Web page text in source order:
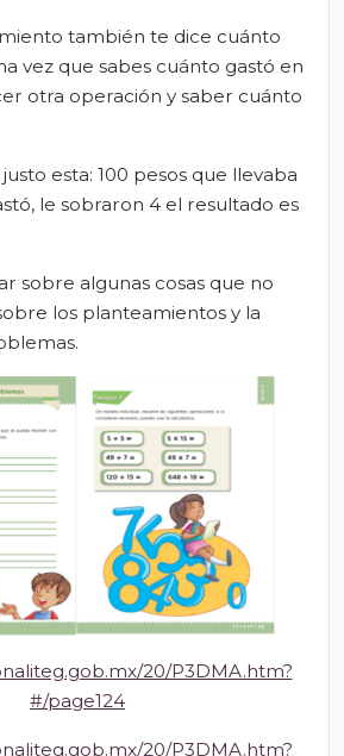
también te dice cuánto
vez que sabes cuánto gastó en
otra operación y saber cuánto
esta: 100 pesos que llevaba
le sobraron 4 el resultado es
sobre algunas cosas que no
los planteamientos y la
20/P3DMA.htm?
#/page124
20/P3DMA.htm?